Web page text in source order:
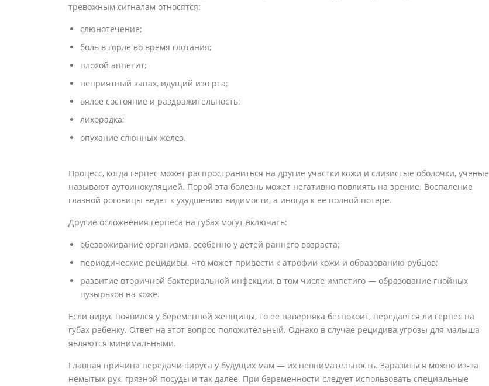
тревожным сигналам относятся:
слюнотечение;
боль в горле во время глотания;
плохой аппетит;
неприятный запах, идущий изо рта;
вялое состояние и раздражительность;
лихорадка;
опухание слюнных желез.
Процесс, когда герпес может распространиться на другие участки кожи и слизистые оболочки, ученые
называют аутоинокуляцией. Порой эта болезнь может негативно повлиять на зрение. Воспаление
глазной роговицы ведет к ухудшению видимости, а иногда к ее полной потере.
Другие осложнения герпеса на губах могут включать:
обезвоживание организма, особенно у детей раннего возраста;
периодические рецидивы, что может привести к атрофии кожи и образованию рубцов;
развитие вторичной бактериальной инфекции, в том числе импетиго — образование гнойных
пузырьков на коже.
Если вирус появился у беременной женщины, то ее наверняка беспокоит, передается ли герпес на
губах ребенку. Ответ на этот вопрос положительный. Однако в случае рецидива угрозы для малыша
являются минимальными.
Главная причина передачи вируса у будущих мам — их невнимательность. Заразиться можно из-за
немытых рук, грязной посуды и так далее. При беременности следует использовать специальные